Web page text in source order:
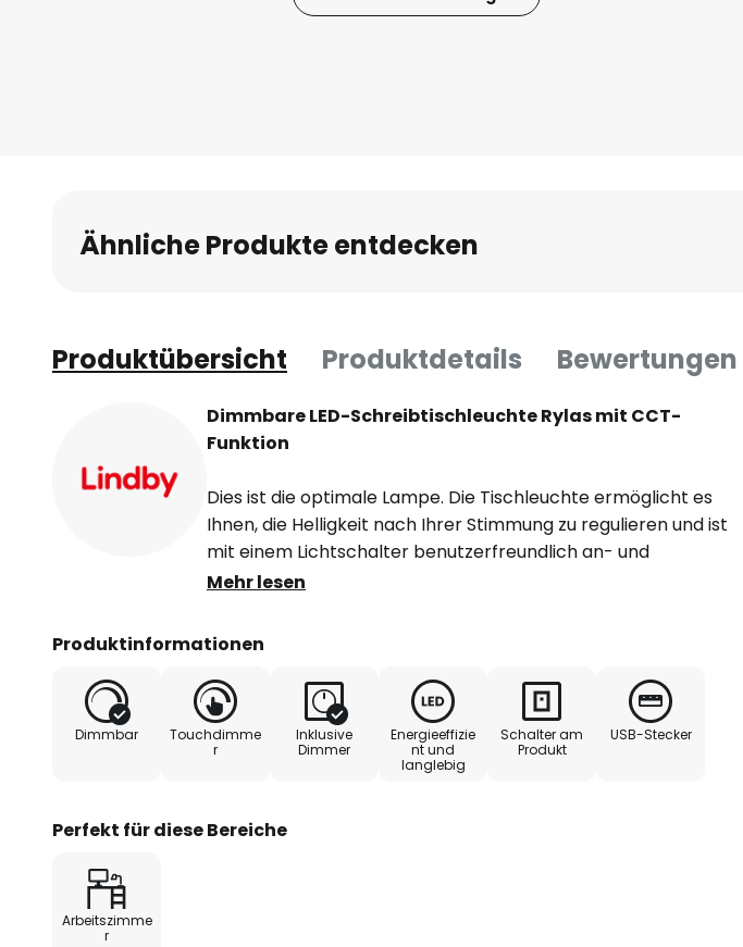
Ähnliche Produkte entdecken
Produktübersicht Produktdetails Bewertungen
Dimmbare LED-Schreibtischleuchte Rylas mit CCT-
Funktion
Dies ist die optimale Lampe. Die Tischleuchte ermöglicht es
Ihnen, die Helligkeit nach Ihrer Stimmung zu regulieren und ist
mit einem Lichtschalter benutzerfreundlich an- und
auszuschalten. Das hervorragende Aussehen der Lampe fügt
Licht für ein individuelles Ambiente. Die Leuchte verfügt über
Bedürfnissen anpassen können. Ein großartiges Wohngefühl und
gelungenes Design zeichnen die Lampe der Marke Lindby aus.
Die Leuchte ist aus Kunststoff angefertigt und hat die Farbe
Schwarz. In jedem Zimmer kommt sie schön zur Geltung und
schnell den richtigen Platz gefunden hat, wird Ihre Einrichtung
Mehr lesen
Produktinformationen
Dimmbar
Touchdimme
r
Inklusive
Dimmer
Energieeffizie
nt und
langlebig
Schalter am
Produkt
USB-Stecker
Perfekt für diese Bereiche
Arbeitszimme
r